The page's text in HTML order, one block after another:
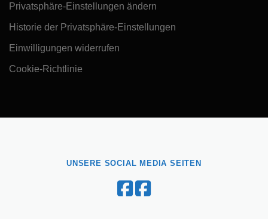
Privatsphäre-Einstellungen ändern
Historie der Privatsphäre-Einstellungen
Einwilligungen widerrufen
Cookie-Richtlinie
UNSERE SOCIAL MEDIA SEITEN